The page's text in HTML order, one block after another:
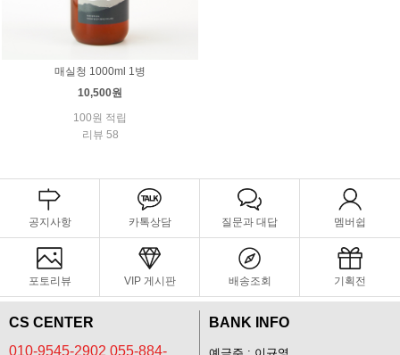
매실청 1000ml 1병
10,500원
100원 적립
리뷰 58
공지사항 카톡상담 질문과 대답 멤버쉽
포토리뷰 VIP 게시판 배송조회 기획전
CS CENTER
010-9545-2902 055-884-
BANK INFO